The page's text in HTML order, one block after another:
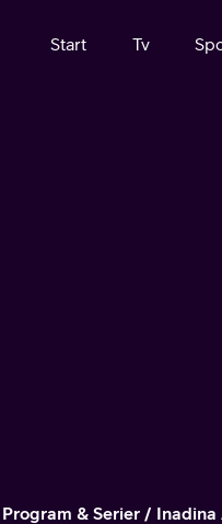
Start Tv
Program & Serier Inadina